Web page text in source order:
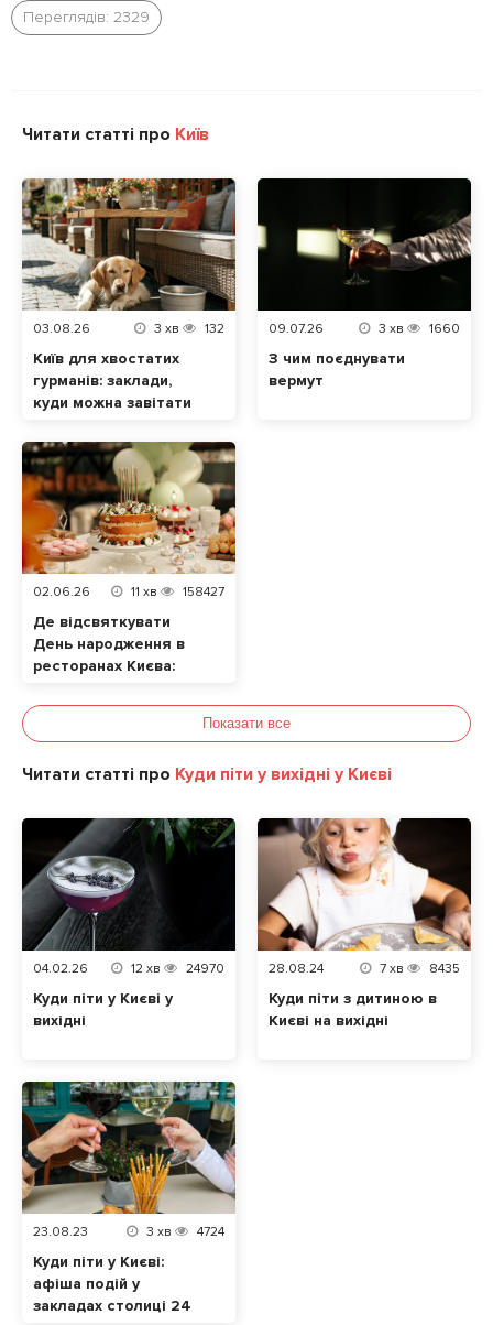
Переглядів: 2329
Читати статті про Київ
03.08.26 3 хв 132
Київ для хвостатих
гурманів: заклади,
куди можна завітати
улюбленцем
09.07.26 3 хв 1660
З чим поєднувати
вермут
02.06.26 11 хв 158427
Де відсвяткувати
День народження в
ресторанах Києва:
Показати все
Читати статті про Куди піти у вихідні у Києві
04.02.26 12 хв 24970
Куди піти у Києві у
вихідні
28.08.24 7 хв 8435
Куди піти з дитиною в
Києві на вихідні
23.08.23 3 хв 4724
Куди піти у Києві:
афіша подій у
закладах столиці 24